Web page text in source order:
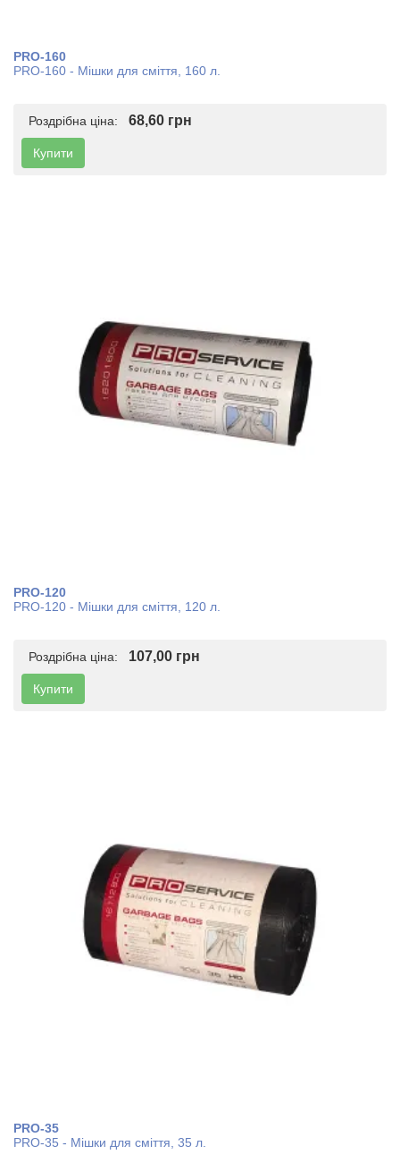
PRO-160
PRO-160 - Мішки для сміття, 160 л.
Роздрібна ціна: 68,60 грн
Купити
PRO-120
PRO-120 - Мішки для сміття, 120 л.
Роздрібна ціна: 107,00 грн
Купити
PRO-35
PRO-35 - Мішки для сміття, 35 л.